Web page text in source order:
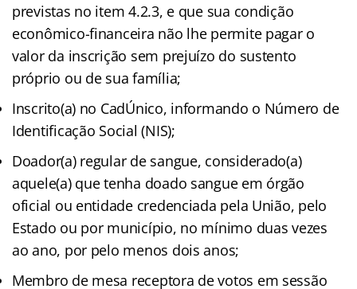
previstas no item 4.2.3, e que sua condição
econômico-financeira não lhe permite pagar o
valor da inscrição sem prejuízo do sustento
próprio ou de sua família;
Inscrito(a) no CadÚnico, informando o Número de
Identificação Social (NIS);
Doador(a) regular de sangue, considerado(a)
aquele(a) que tenha doado sangue em órgão
oficial ou entidade credenciada pela União, pelo
Estado ou por município, no mínimo duas vezes
ao ano, por pelo menos dois anos;
Membro de mesa receptora de votos em sessão